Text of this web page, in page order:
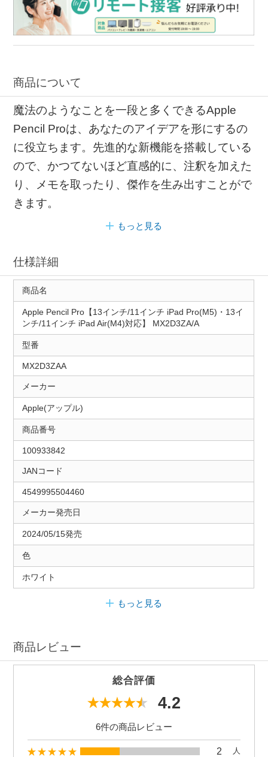
商品について
魔法のようなことを一段と多くできるApple
Pencil Proは、あなたのアイデアを形にするの
に役立ちます。先進的な新機能を搭載している
ので、かつてないほど直感的に、注釈を加えた
り、メモを取ったり、傑作を生み出すことがで
きます。
もっと見る
仕様詳細
商品名
Apple Pencil Pro【13インチ/11インチ iPad Pro(M5)・13イ
ンチ/11インチ iPad Air(M4)対応】 MX2D3ZA/A
型番
MX2D3ZAA
メーカー
Apple(アップル)
商品番号
100933842
JANコード
4549995504460
メーカー発売日
2024/05/15発売
色
ホワイト
もっと見る
商品レビュー
総合評価
4.2
6件の商品レビュー
2 人